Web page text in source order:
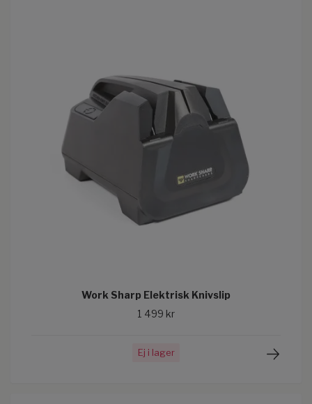
Work Sharp Elektrisk Knivslip
1 499 kr
Ej i lager